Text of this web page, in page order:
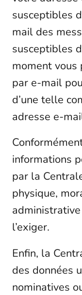
susceptibles
mail des
susceptibles
moment vous
par e-mail
d’une telle
adresse e-
informations
par la
physique,
l’exiger.
Enfin, la
des données
nominatives